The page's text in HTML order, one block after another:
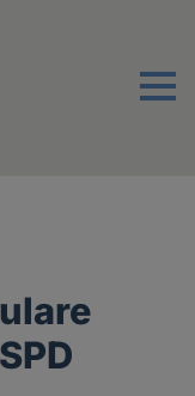
Menu